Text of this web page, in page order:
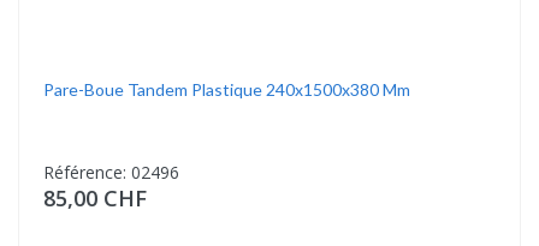
Pare-Boue Tandem Plastique 240x1500x380 Mm
Référence: 02496
85,00 CHF